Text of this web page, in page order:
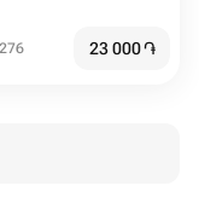
276 23 000֏